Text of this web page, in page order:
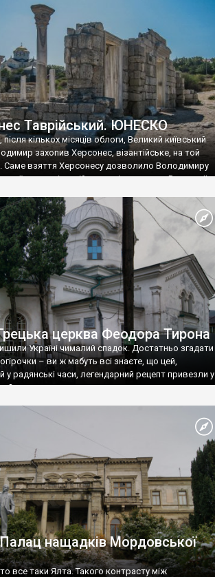
доби. Раритети викрадені з фондів об’єкту
спадщини ЮНЕСКО «Херсонеса Таврійського».
на виставку «Золото Візантії», але експерти та
вважають це лише […]
Таврійський. ЮНЕСКО
після кількох місяців облоги, Великий київський
захопив Херсонес, візантійське, на той
Саме взяття Херсонесу дозволило Володимиру
свої умови візантійському імператору Василю ІІ,
Володимир-язичник, став Василем-
А потім було Хрещення Русі. На честь
Таврійського названо місто […]
церква Феодора Тирона
Україні чималий спадок. Достатньо згадати
– ви ж мабуть всі знаєте, що цей,
у радянські часи, легендарний рецепт привезли у
нащадків Мордовської
все таки Ялта. Такого контрасту між